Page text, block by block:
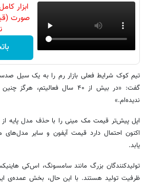
ابزار
صورت
تیم کوک شرایط فعلی بازار رم را به یک سیل
گفت: «در بیش از ۴۰ سال
ندیده‌ام.»
اکنون احتمال دارد قیمت آیفون و سایر
یابد.
تولیدکنندگان بزرگ مانند سامسونگ، اس‌کی
ظرفیت تولید هستند. با این حال، بخش عمده‌ی